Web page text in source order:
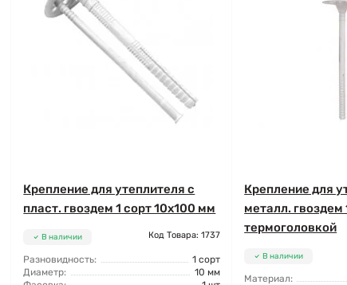
Крепление для утеплителя с
пласт. гвоздем 1 сорт 10x100 мм
В наличии Код Товара: 1737
Разновидность:
1 сорт
Диаметр:
10 мм
Крепление для
металл.
термоголовкой
В наличии
Материал: